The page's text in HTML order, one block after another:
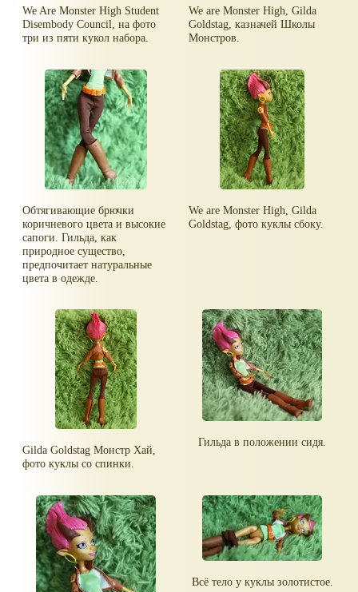
We Are Monster High Student
Disembody Council, на фото
три из пяти кукол набора.
We are Monster High, Gilda
Goldstag, казначей Школы
Монстров.
Обтягивающие брючки
коричневого цвета и высокие
сапоги. Гильда, как
природное существо,
предпочитает натуральные
цвета в одежде.
We are Monster High, Gilda
Goldstag, фото куклы сбоку.
Gilda Goldstag Монстр Хай,
фото куклы со спинки.
Гильда в положении сидя.
Всё тело у куклы золотистое.